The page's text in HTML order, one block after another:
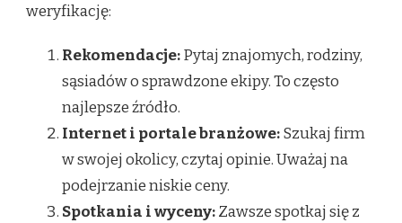
weryfikację:
Rekomendacje:Pytaj znajomych, rodziny,
sąsiadów o sprawdzone ekipy. To często
najlepsze źródło.
Internet i portale branżowe:Szukaj firm
w swojej okolicy, czytaj opinie. Uważaj na
podejrzanie niskie ceny.
Spotkania i wyceny:Zawsze spotkaj się z